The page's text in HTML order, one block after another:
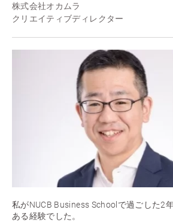
株式会社オカムラ
クリエイティブディレクター
私がNUCB Business Schoolで過ごした2
ある経験でした。